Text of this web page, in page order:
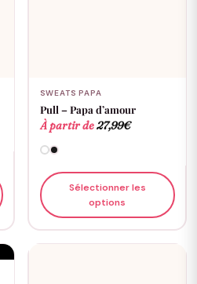
SWEATS PAPA
Pull – Papa d’amour
À partir de27,99€
Sélectionner les
options